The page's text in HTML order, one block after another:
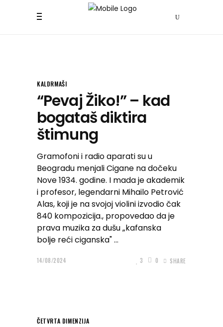
KALDRMAŠI
“Pevaj Žiko!” – kad
bogataš diktira
štimung
Gramofoni i radio aparati su u
Beogradu menjali Cigane na dočeku
Nove 1934. godine. I mada je akademik
i profesor, legendarni Mihailo Petrović
Alas, koji je na svojoj violini izvodio čak
840 kompozicija., propovedao da je
prava muzika za dušu „kafanska
bolje reći ciganska"
14/08/2024 3 0 SHARE
ČETVRTA DIMENZIJA